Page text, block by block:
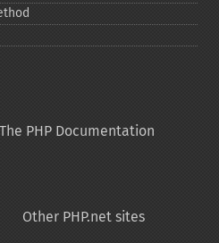
PHP Documentation
Other PHP.net sites